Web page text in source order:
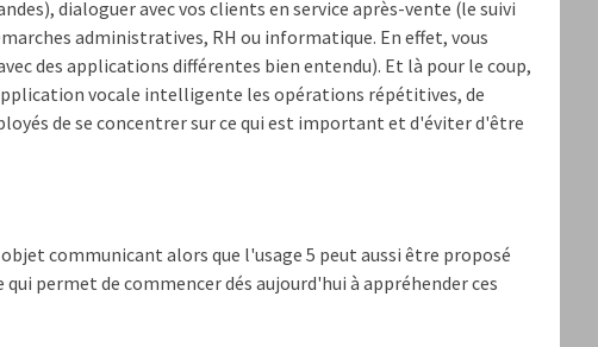
dialoguer avec vos clients en service après-vente (le suivi
administratives, RH ou informatique. En effet, vous
des applications différentes bien entendu). Et là pour le coup,
vocale intelligente les opérations répétitives, de
de se concentrer sur ce qui est important et d'éviter d'être
communicant alors que l'usage 5 peut aussi être proposé
permet de commencer dés aujourd'hui à appréhender ces